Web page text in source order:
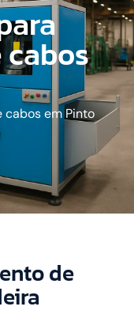
cabos em Pinto
de